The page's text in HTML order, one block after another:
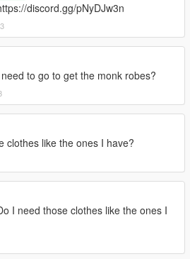
discord.gg/pNyDJw3n
to go to get the monk robes?
clothes like the ones I have?
I need those clothes like the ones I